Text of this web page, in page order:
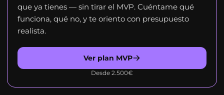
que ya tienes — sin tirar el MVP. Cuéntame qué
funciona, qué no, y te oriento con presupuesto
realista.
Ver plan MVP
Desde 2.500€